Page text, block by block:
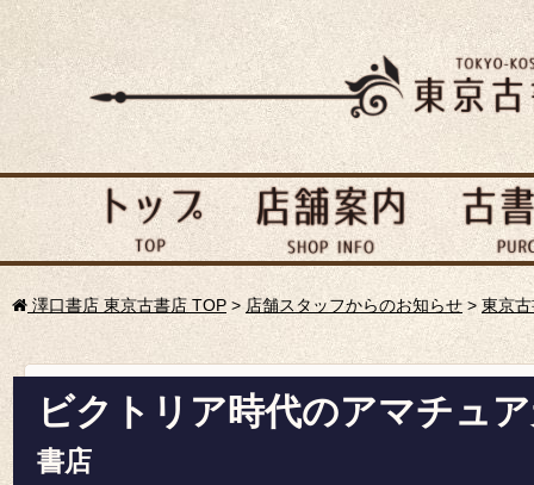
澤口書店 東京古書店 TOP > 店舗スタッフからのお知らせ> 東京
ビクトリア時代のアマチュ
書店